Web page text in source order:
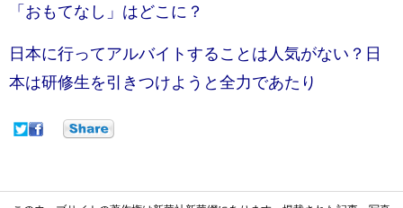
「おもてなし」はどこに？
日本に行ってアルバイトすることは人気がない？日
本は研修生を引きつけようと全力であたり